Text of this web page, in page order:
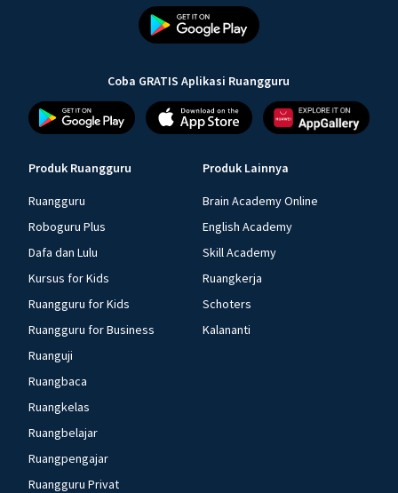
Coba GRATIS Aplikasi Ruangguru
Produk Ruangguru
Ruangguru
Roboguru Plus
Dafa dan Lulu
Kursus for Kids
Ruangguru for Kids
Ruangguru for Business
Ruanguji
Ruangbaca
Ruangkelas
Ruangbelajar
Ruangpengajar
Ruangguru Privat
Produk Lainnya
Brain Academy Online
English Academy
Skill Academy
Ruangkerja
Schoters
Kalananti